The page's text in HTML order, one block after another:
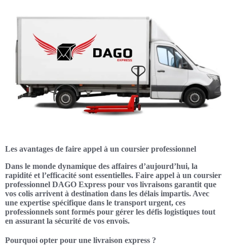
Les avantages de faire appel à un coursier professionnel
Dans le monde dynamique des affaires d’aujourd’hui, la
rapidité et l’efficacité sont essentielles. Faire appel à un coursier
professionnel DAGO Express pour vos livraisons garantit que
vos colis arrivent à destination dans les délais impartis. Avec
une expertise spécifique dans le transport urgent, ces
professionnels sont formés pour gérer les défis logistiques tout
en assurant la sécurité de vos envois.
Pourquoi opter pour une livraison express ?